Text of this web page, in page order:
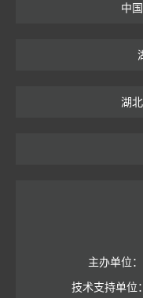
中
湖
主办单位
技术支持单位